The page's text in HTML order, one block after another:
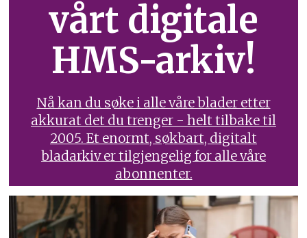
vårt digitale
HMS-arkiv!
Nå kan du søke i alle våre blader etter
akkurat det du trenger - helt tilbake til
2005. Et enormt, søkbart, digitalt
bladarkiv er tilgjengelig for alle våre
abonnenter.